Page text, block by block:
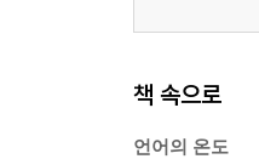
시작만큼 중요
책 속으로
언어의 온도